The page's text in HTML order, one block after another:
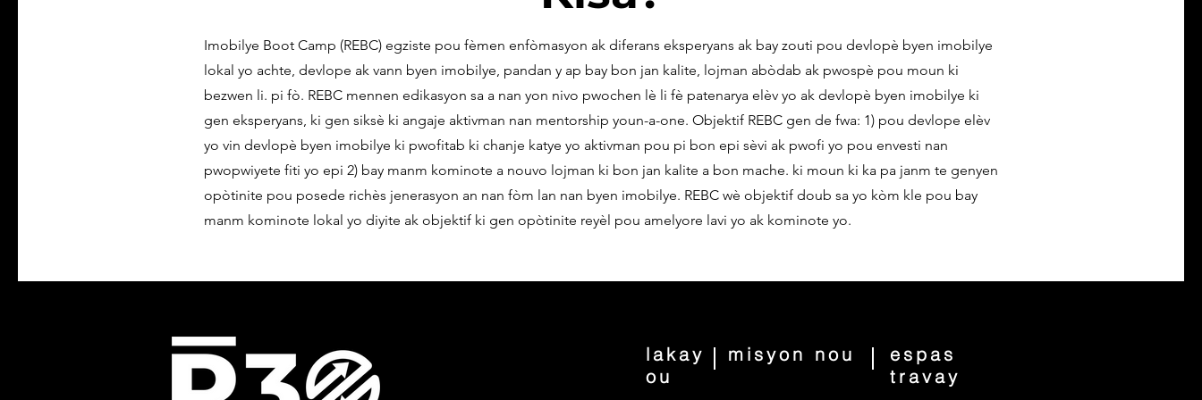
Imobilye Boot Camp (REBC) egziste pou fèmen enfòmasyon ak diferans eksperyans ak bay zouti pou devlopè byen imobilye
lokal yo achte, devlope ak vann byen imobilye, pandan y ap bay bon jan kalite, lojman abòdab ak pwospè pou moun ki
bezwen li. pi fò. REBC mennen edikasyon sa a nan yon nivo pwochen lè li fè patenarya elèv yo ak devlopè byen imobilye ki
gen eksperyans, ki gen siksè ki angaje aktivman nan mentorship youn-a-one. Objektif REBC gen de fwa: 1) pou devlope elèv
yo vin devlopè byen imobilye ki pwofitab ki chanje katye yo aktivman pou pi bon epi sèvi ak pwofi yo pou envesti nan
pwopwiyete fiti yo epi 2) bay manm kominote a nouvo lojman ki bon jan kalite a bon mache. ki moun ki ka pa janm te genyen
opòtinite pou posede richès jenerasyon an nan fòm lan nan byen imobilye. REBC wè objektif doub sa yo kòm kle pou bay
manm kominote lokal yo diyite ak objektif ki gen opòtinite reyèl pou amelyore lavi yo ak kominote yo.
lakay
ou
misyon nou
espas
travay